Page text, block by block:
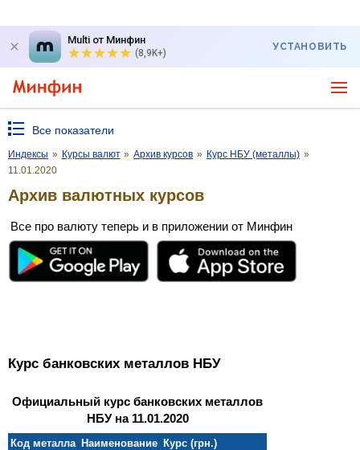
Multi от Минфин
(8,9K+)
УСТАНОВИТЬ
Все показатели
Индексы » Курсы валют » Архив курсов » Курс НБУ (металлы) »
11.01.2020
Архив валютных курсов
Все про валюту теперь и в приложении от Минфин
Курс банковских металлов НБУ
Официальный курс банковских металлов
НБУ на 11.01.2020
Код металла Наименование Курс (грн.)